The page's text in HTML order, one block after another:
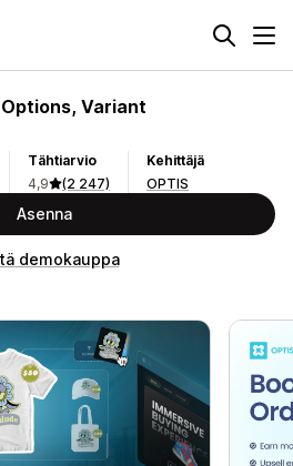
Variant
Tähtiarvio
4,9
(2 247)
Kehittäjä
OPTIS
Asenna
demokauppa